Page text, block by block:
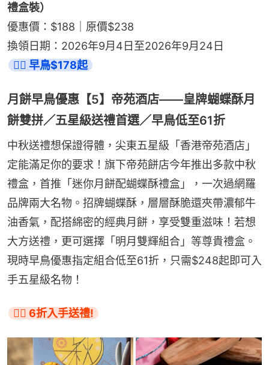
禮盒裝）
優惠價：$188｜原價$238
換領日期：2026年9月4日至2026年9月24日
👉🏻 早鳥$178起
月餅早鳥優惠【5】帝苑酒店——皇牌蝴蝶酥月
餅雙拼／五星級送禮首選／早鳥低至61折
中秋送禮想保證得體，尖東五星級「香港帝苑酒店」
定能滿足你的要求！旗下帝苑餅店今年推出多款中秋
禮盒，首推「迷你月餅配蝴蝶酥禮盒」，一次過網羅
品牌兩大名物。招牌蝴蝶酥，層層酥脆還夾帶濃郁牛
油香氣，配搭綿密的經典月餅，享受雙重滋味！若想
大方送禮，更可選擇「明月雙輝組合」等尊貴禮盒。
現時早鳥優惠指定組合低至61折，只需$248起即可入
手五星級名物！
👉🏻 6折入手送禮!